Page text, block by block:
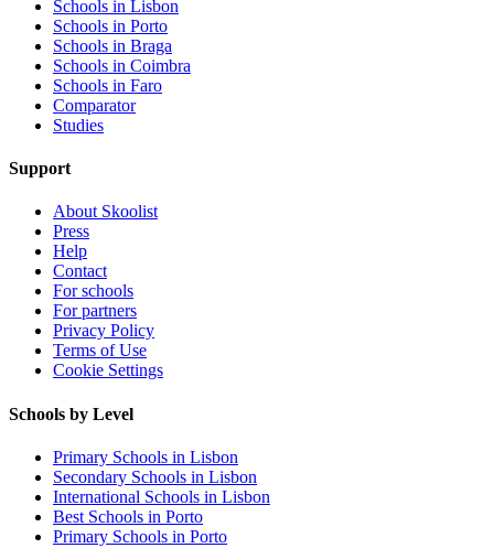
Schools in Lisbon
Schools in Porto
Schools in Braga
Schools in Coimbra
Schools in Faro
Comparator
Studies
Support
About Skoolist
Press
Help
Contact
For schools
For partners
Privacy Policy
Terms of Use
Cookie Settings
Schools by Level
Primary Schools in Lisbon
Secondary Schools in Lisbon
International Schools in Lisbon
Best Schools in Porto
Primary Schools in Porto